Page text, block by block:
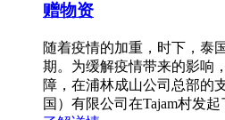
赠物资
随着疫情的加重，时下，泰
期。为缓解疫情带来的影响
障，在浦林成山公司总部的
国）有限公司在Tajam村发起